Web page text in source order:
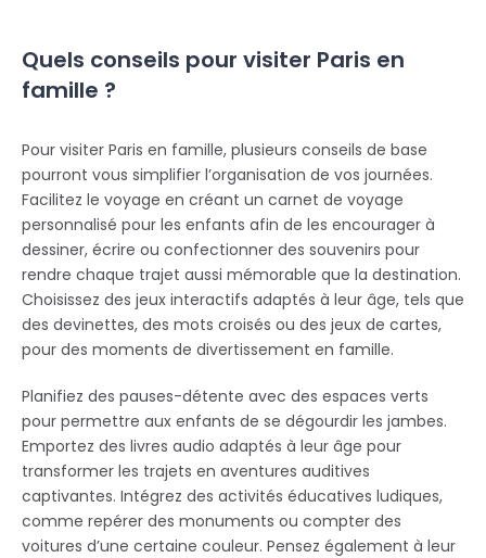
Quels conseils pour visiter Paris en
famille ?
Pour visiter Paris en famille, plusieurs conseils de base
pourront vous simplifier l’organisation de vos journées.
Facilitez le voyage en créant un carnet de voyage
personnalisé pour les enfants afin de les encourager à
dessiner, écrire ou confectionner des souvenirs pour
rendre chaque trajet aussi mémorable que la destination.
Choisissez des jeux interactifs adaptés à leur âge, tels que
des devinettes, des mots croisés ou des jeux de cartes,
pour des moments de divertissement en famille.
Planifiez des pauses-détente avec des espaces verts
pour permettre aux enfants de se dégourdir les jambes.
Emportez des livres audio adaptés à leur âge pour
transformer les trajets en aventures auditives
captivantes. Intégrez des activités éducatives ludiques,
comme repérer des monuments ou compter des
voitures d’une certaine couleur. Pensez également à leur